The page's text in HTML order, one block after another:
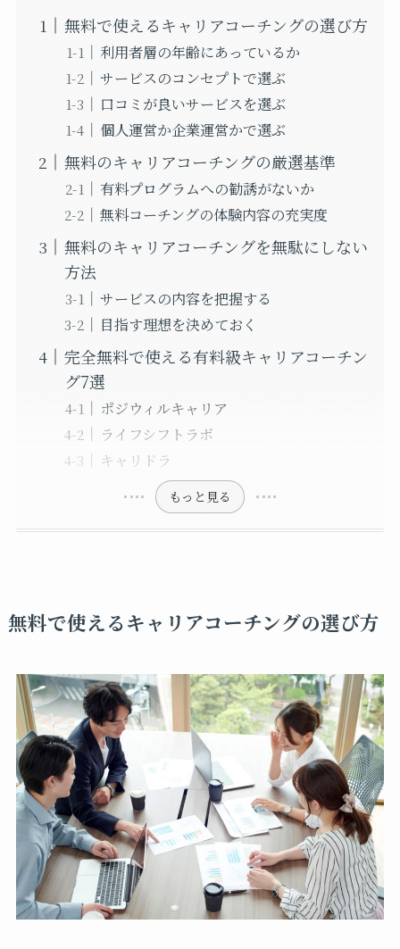
無料で使えるキャリアコーチングの選び方
利用者層の年齢にあっているか
サービスのコンセプトで選ぶ
口コミが良いサービスを選ぶ
個人運営か企業運営かで選ぶ
無料のキャリアコーチングの厳選基準
有料プログラムへの勧誘がないか
無料コーチングの体験内容の充実度
無料のキャリアコーチングを無駄にしない
方法
サービスの内容を把握する
目指す理想を決めておく
完全無料で使える有料級キャリアコーチン
グ7選
ポジウィルキャリア
ライフシフトラボ
キャリドラ
もっと見る
無料で使えるキャリアコーチングの選び方